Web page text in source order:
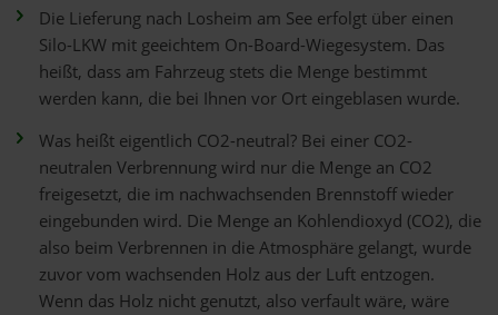
Die Lieferung nach Losheim am See erfolgt über einen
Silo-LKW mit geeichtem On-Board-Wiegesystem. Das
heißt, dass am Fahrzeug stets die Menge bestimmt
werden kann, die bei Ihnen vor Ort eingeblasen wurde.
Was heißt eigentlich CO2-neutral? Bei einer CO2-
neutralen Verbrennung wird nur die Menge an CO2
freigesetzt, die im nachwachsenden Brennstoff wieder
eingebunden wird. Die Menge an Kohlendioxyd (CO2), die
also beim Verbrennen in die Atmosphäre gelangt, wurde
zuvor vom wachsenden Holz aus der Luft entzogen.
Wenn das Holz nicht genutzt, also verfault wäre, wäre